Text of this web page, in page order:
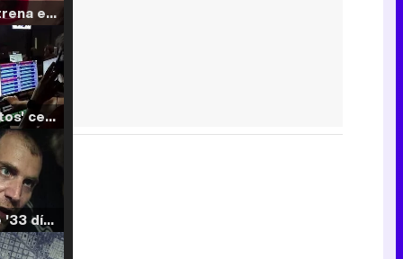
Filmin estrena el tráiler de 'Millennial Mal', su nueva comedia universitaria de la mano de Lorena Iglesias
'120 Minutos' celebra sus 2.000 programas en Telemadrid con un vídeo del día a día en la redacción
Tráiler de '33 días', la nueva serie de Atresplayer con Julián Villagrán y José Manuel Poga